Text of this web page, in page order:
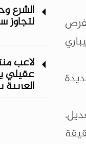
الشرع
لتجاوز
لاعب
عقيلي